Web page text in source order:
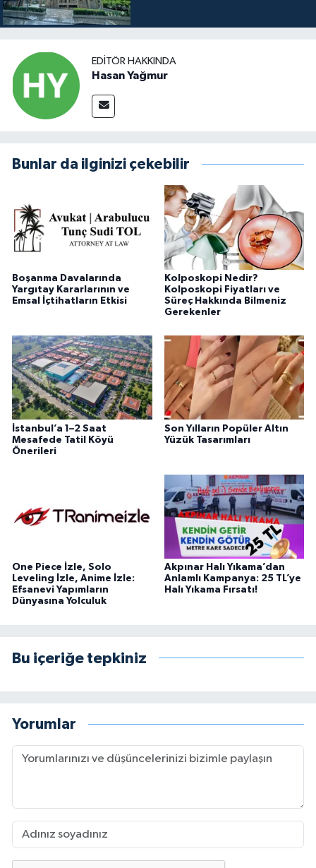
EDITÖR HAKKINDA
Hasan Yağmur
Bunlar da ilginizi çekebilir
Boşanma Davalarında
Yargıtay Kararlarının ve
Emsal İçtihatların Etkisi
Kolposkopi Nedir?
Kolposkopi Fiyatları ve
Süreç Hakkında Bilmeniz
Gerekenler
İstanbul’a 1–2 Saat
Mesafede Tatil Köyü
Önerileri
Son Yılların Popüler Altın
Yüzük Tasarımları
One Piece İzle, Solo
Leveling İzle, Anime İzle:
Efsanevi Yapımların
Dünyasına Yolculuk
Akpınar Halı Yıkama’dan
Anlamlı Kampanya: 25 TL’ye
Halı Yıkama Fırsatı!
Bu içeriğe tepkiniz
Yorumlar